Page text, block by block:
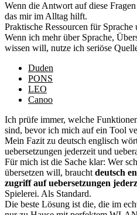
Wenn die Antwort auf diese
das mir im Alltag hilft.
Praktische Ressourcen für
Wenn ich mehr über Sprache,
wissen will, nutze ich seriöse
Duden
PONS
LEO
Canoo
Ich prüfe immer, welche
sind, bevor ich mich auf ein Tool
Mein Fazit zu deutsch englisch
uebersetzungen jederzeit und
Für mich ist die Sache klar: Wer
übersetzen will, braucht deutsch
zugriff auf uebersetzungen
Spielerei. Als Standard.
Die beste Lösung ist die, die im